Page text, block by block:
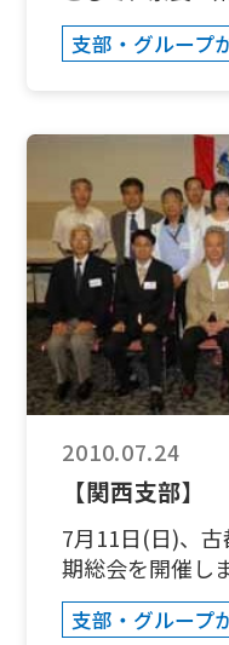
会議場１F エ
http://
p://
訪ねる見学研修
からおよそ１４
飛鳥京観光協
のガイドで案内
クルで訪ねる見
加をお待ちして
方の参加も大
時: １０月３
合場所: 近鉄飛
３．集合時間:
会 費: 3,000円
ｸﾙ＋飛鳥王国パ
保険費は含まな
の方は1,000円
は16時頃を予
近鉄阿倍野橋
(10:04)・近鉄
(10:00)⇒飛鳥
約の都合上、１
支部・グループ
2010.07.24
【関西支部
7月11日(日)、
期総会を開催し
拠点は大阪がそ
今回は新しい試
支部・グループ